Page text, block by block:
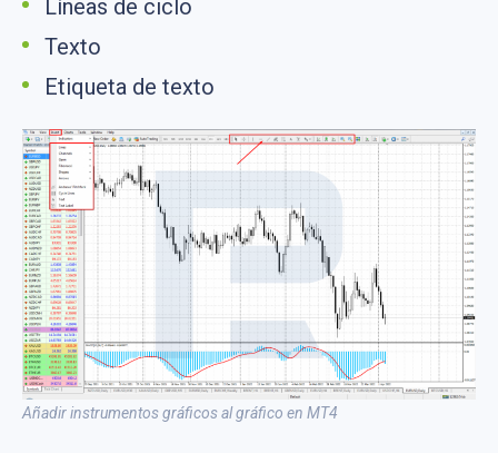
Líneas de ciclo
Texto
Etiqueta de texto
Añadir instrumentos gráficos al gráfico en MT4